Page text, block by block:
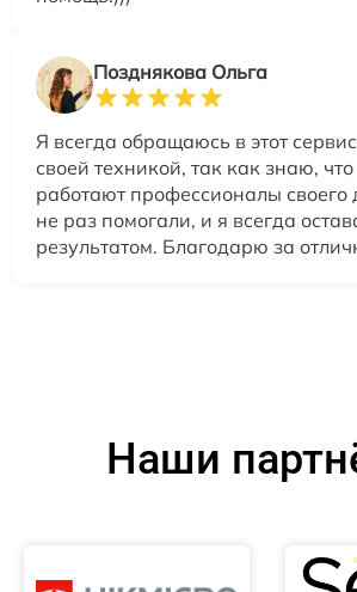
Позднякова Ольга
Я всегда обращаюсь в этот
своей техникой, так как знаю, что
работают профессионалы
не раз помогали, и я всегда
результатом. Благодарю за
Наши